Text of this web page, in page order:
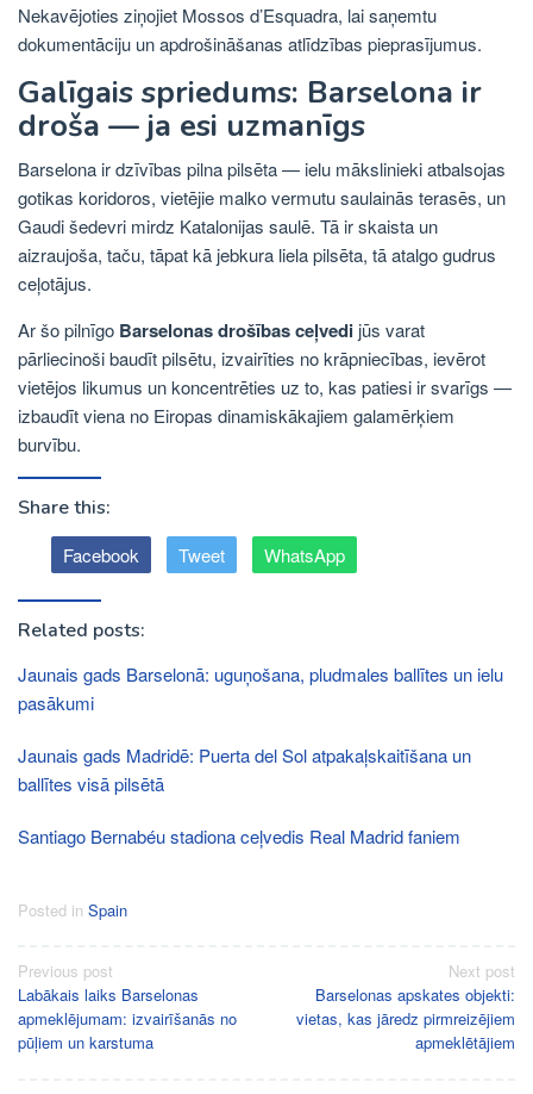
Nekavējoties ziņojiet Mossos d’Esquadra, lai saņemtu
dokumentāciju un apdrošināšanas atlīdzības pieprasījumus.
Galīgais spriedums: Barselona ir
droša — ja esi uzmanīgs
Barselona ir dzīvības pilna pilsēta — ielu mākslinieki atbalsojas
gotikas koridoros, vietējie malko vermutu saulainās terasēs, un
Gaudi šedevri mirdz Katalonijas saulē. Tā ir skaista un
aizraujoša, taču, tāpat kā jebkura liela pilsēta, tā atalgo gudrus
ceļotājus.
Ar šo pilnīgo Barselonas drošības ceļvedi jūs varat
pārliecinoši baudīt pilsētu, izvairīties no krāpniecības, ievērot
vietējos likumus un koncentrēties uz to, kas patiesi ir svarīgs —
izbaudīt viena no Eiropas dinamiskākajiem galamērķiem
burvību.
Share this:
Facebook Tweet WhatsApp
Related posts:
Jaunais gads Barselonā: uguņošana, pludmales ballītes un ielu
pasākumi
Jaunais gads Madridē: Puerta del Sol atpakaļskaitīšana un
ballītes visā pilsētā
Santiago Bernabéu stadiona ceļvedis Real Madrid faniem
Posted in Spain
Post
navigation
Previous post
Labākais laiks Barselonas
apmeklējumam: izvairīšanās no
pūļiem un karstuma
Next post
Barselonas apskates objekti:
vietas, kas jāredz pirmreizējiem
apmeklētājiem